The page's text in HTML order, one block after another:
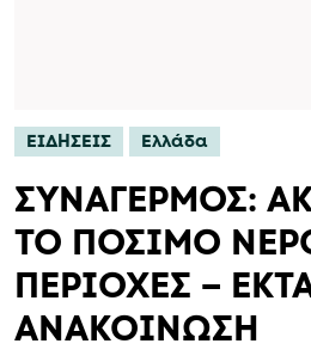
ΕΙΔΗΣΕΙΣ Ελλάδα
ΣΥΝΑΓΕΡΜΟΣ:
ΤΟ ΠΟΣΙΜΟ
ΠΕΡΙΟΧΕΣ –
ΑΝΑΚΟΙΝΩΣΗ